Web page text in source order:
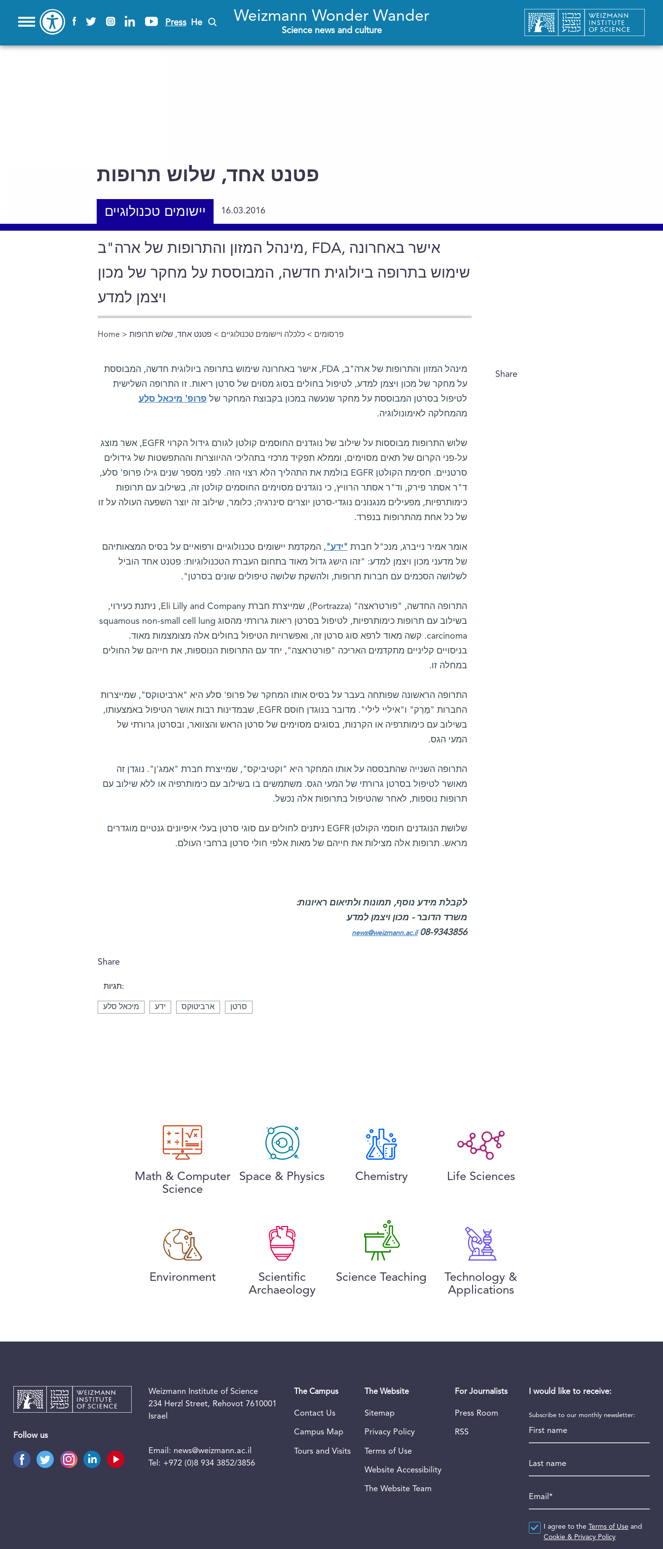
Press He Weizmann Wonder Wander
Science news and culture
פטנט אחד, שלוש תרופות
יישומים טכנולוגיים 16.03.2016
מינהל המזון והתרופות של ארה"ב, FDA, אישר באחרונה
שימוש בתרופה ביולוגית חדשה, המבוססת על מחקר של מכון
ויצמן למדע
You are here
Home > פרסומים > כלכלה ויישומים טכנולוגיים > פטנט אחד, שלוש תרופות
Share
מינהל המזון והתרופות של ארה"ב, FDA, אישר באחרונה שימוש בתרופה ביולוגית חדשה, המבוססת
על מחקר של מכון ויצמן למדע, לטיפול בחולים בסוג מסוים של סרטן ריאות. זו התרופה השלישית
לטיפול בסרטן המבוססת על מחקר שנעשה במכון בקבוצת המחקר של פרופ' מיכאל סלע
מהמחלקה לאימונולוגיה.
שלוש התרופות מבוססות על שילוב של נוגדנים החוסמים קולטן לגורם גידול הקרוי EGFR, אשר מוצג
על-פני הקרום של תאים מסוימים, וממלא תפקיד מרכזי בתהליכי ההיווצרות וההתפשטות של גידולים
סרטניים. חסימת הקולטן EGFR בולמת את התהליך הלא רצוי הזה. לפני מספר שנים גילו פרופ' סלע,
ד"ר אסתר פירק, וד"ר אסתר הרוויץ, כי נוגדנים מסוימים החוסמים קולטן זה, בשילוב עם תרופות
כימותרפיות, מפעילים מנגנונים נוגדי-סרטן יוצרים סינרגיה; כלומר, שילוב זה יוצר השפעה העולה על זו
של כל אחת מהתרופות בנפרד.
אומר אמיר נייברג, מנכ"ל חברת "ידע", המקדמת יישומים טכנולוגיים ורפואיים על בסיס המצאותיהם
של מדעני מכון ויצמן למדע: "זהו הישג גדול מאוד בתחום העברת הטכנולוגיות: פטנט אחד הוביל
לשלושה הסכמים עם חברות תרופות, ולהשקת שלושה טיפולים שונים בסרטן".
התרופה החדשה, "פורטראצה" (Portrazza), שמייצרת חברת Eli Lilly and Company, ניתנת כעירוי,
בשילוב עם תרופות כימותרפיות, לטיפול בסרטן ריאות גרורתי מהסוג squamous non-small cell lung
carcinoma. קשה מאוד לרפא סוג סרטן זה, ואפשרויות הטיפול בחולים אלה מצומצמות מאוד.
בניסויים קליניים מתקדמים האריכה "פורטראצה", יחד עם התרופות הנוספות, את חייהם של החולים
במחלה זו.
התרופה הראשונה שפותחה בעבר על בסיס אותו המחקר של פרופ' סלע היא "ארביטוקס", שמייצרות
החברות "מֶרְק" ו"איליי לילי". מדובר בנוגדן חוסם EGFR, שבמדינות רבות אושר הטיפול באמצעותו,
בשילוב עם כימותרפיה או הקרנות, בסוגים מסוימים של סרטן הראש והצוואר, ובסרטן גרורתי של
המעי הגס.
התרופה השנייה שהתבססה על אותו המחקר היא "וקטיביקס", שמייצרת חברת "אמג'ן". נוגדן זה
מאושר לטיפול בסרטן גרורתי של המעי הגס. משתמשים בו בשילוב עם כימותרפיה או ללא שילוב עם
תרופות נוספות, לאחר שהטיפול בתרופות אלה נכשל.
שלושת הנוגדנים חוסמי הקולטן EGFR ניתנים לחולים עם סוגי סרטן בעלי איפיונים גנטיים מוגדרים
מראש. תרופות אלה מצילות את חייהם של מאות אלפי חולי סרטן ברחבי העולם.
לקבלת מידע נוסף, תמונות ולתיאום ראיונות:
משרד הדובר - מכון ויצמן למדע
08-9343856
news@weizmann.ac.il
Share
תגיות:
מיכאל סלע ידע ארביטוקס סרטן
Math & Computer
Science
Space & Physics Chemistry Life Sciences
Environment
Scientific
Archaeology
Science Teaching
Technology &
Applications
Follow us
Weizmann Institute of Science
234 Herzl Street, Rehovot 7610001
Israel
Email: news@weizmann.ac.il
Tel: +972 (0)8 934 3852/3856
The Campus
Contact Us
Campus Map
Tours and Visits
The Website
Sitemap
Privacy Policy
Terms of Use
Website Accessibility
The Website Team
For Journalists
Press Room
RSS
I would like to receive:
Subscribe to our monthly newsletter:
Agreement*
I agree to the Terms of Use and
Cookie & Privacy Policy